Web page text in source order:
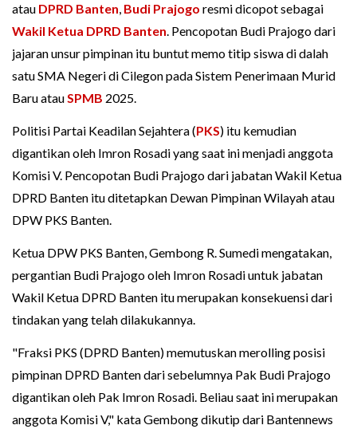
atau DPRD Banten, Budi Prajogo resmi dicopot sebagai
Wakil Ketua DPRD Banten. Pencopotan Budi Prajogo dari
jajaran unsur pimpinan itu buntut memo titip siswa di dalah
satu SMA Negeri di Cilegon pada Sistem Penerimaan Murid
Baru atauSPMB 2025.
Politisi Partai Keadilan Sejahtera (PKS) itu kemudian
digantikan oleh Imron Rosadi yang saat ini menjadi anggota
Komisi V. Pencopotan Budi Prajogo dari jabatan Wakil Ketua
DPRD Banten itu ditetapkan Dewan Pimpinan Wilayah atau
DPW PKS Banten.
Ketua DPW PKS Banten, Gembong R. Sumedi mengatakan,
pergantian Budi Prajogo oleh Imron Rosadi untuk jabatan
Wakil Ketua DPRD Banten itu merupakan konsekuensi dari
tindakan yang telah dilakukannya.
"Fraksi PKS (DPRD Banten) memutuskan merolling posisi
pimpinan DPRD Banten dari sebelumnya Pak Budi Prajogo
digantikan oleh Pak Imron Rosadi. Beliau saat ini merupakan
anggota Komisi V," kata Gembong dikutip dari Bantennews